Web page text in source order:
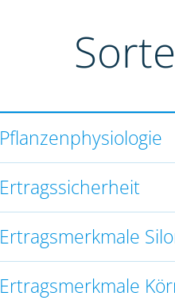
Pflanzenphysiologie
Ertragssicherheit
Ertragsmerkmale
Ertragsmerkmale